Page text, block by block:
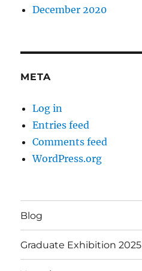
December 2020
META
Log in
Entries feed
Comments feed
WordPress.org
Blog
Graduate Exhibition 2025